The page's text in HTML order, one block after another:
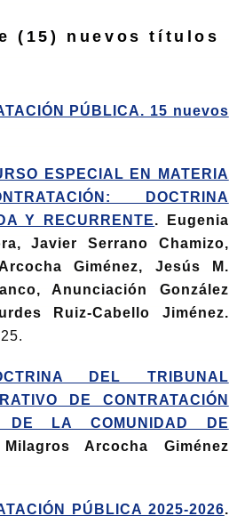
(15) nuevos títulos
PÚBLICA. 15 nuevos
ESPECIAL EN MATERIA
DOCTRINA
Y RECURRENTE. Eugenia
Javier Serrano Chamizo,
Giménez, Jesús M.
Anunciación González
Ruiz-Cabello Jiménez.
DEL TRIBUNAL
DE CONTRATACIÓN
DE LA COMUNIDAD DE
Arcocha Giménez
PÚBLICA 2025-2026.